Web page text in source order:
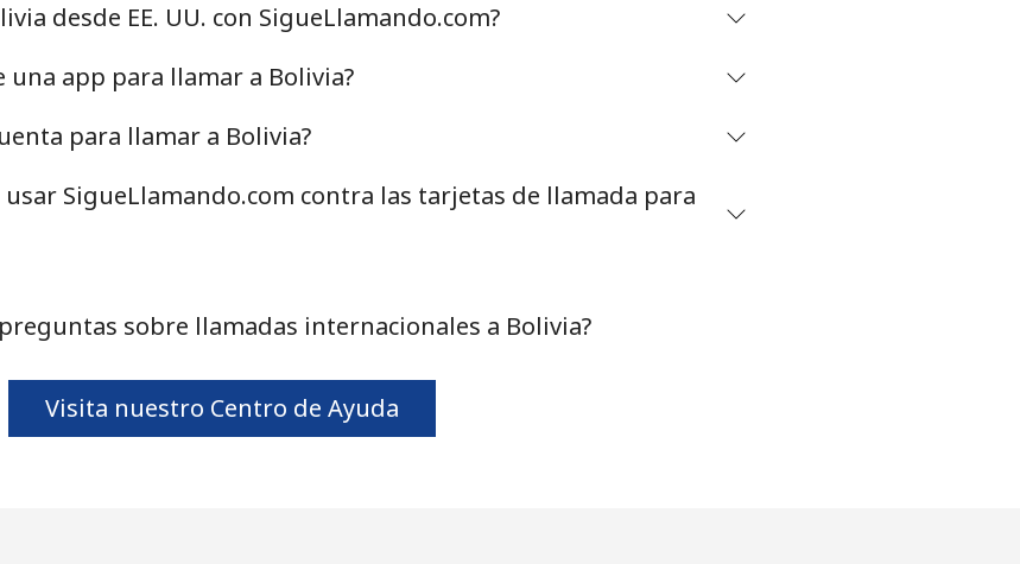
25 min por ⁦$10⁩
24 min por ⁦$10⁩
476 min por ⁦$10⁩
desde EE. UU. con SigueLlamando.com?
una app para llamar a Bolivia?
para llamar a Bolivia?
usar SigueLlamando.com contra las tarjetas de llamada para
sobre llamadas internacionales a Bolivia?
Visita nuestro Centro de Ayuda